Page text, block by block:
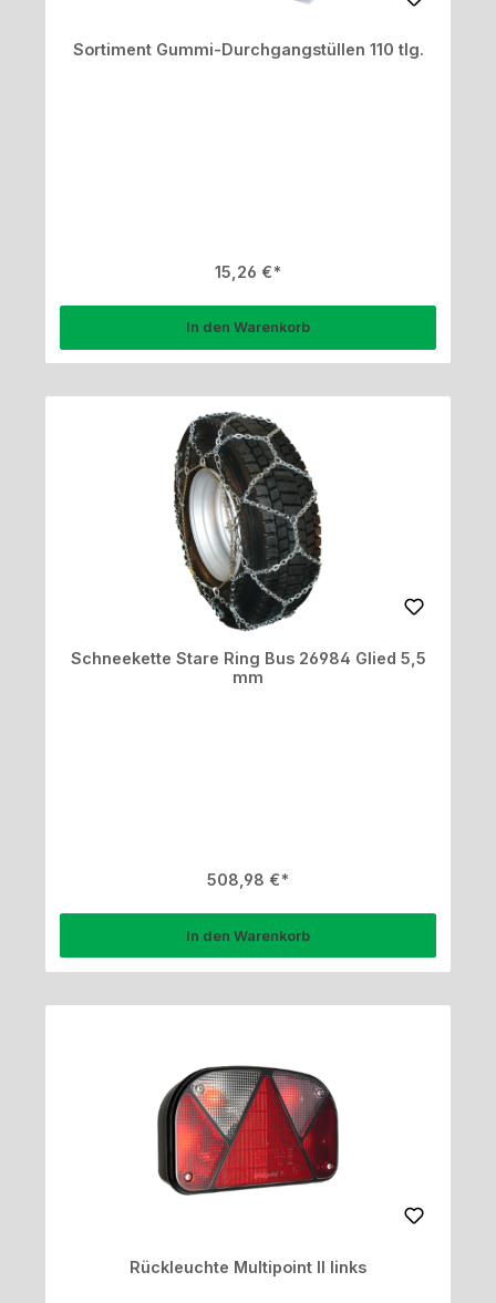
Sortiment Gummi-Durchgangstüllen 110 tlg.
Regulärer Preis:
15,26 €
In den Warenkorb
Schneekette Stare Ring Bus 26984 Glied 5,5
mm
Regulärer Preis:
508,98 €
In den Warenkorb
Rückleuchte Multipoint II links